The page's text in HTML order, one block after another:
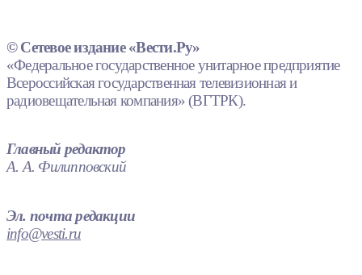
© Сетевое издание «Вести.Ру»
«Федеральное государственное унитарное предприятие
Всероссийская государственная телевизионная и
радиовещательная компания» (ВГТРК).
Главный редактор
А. А. Филипповский
Эл. почта редакции
info@vesti.ru